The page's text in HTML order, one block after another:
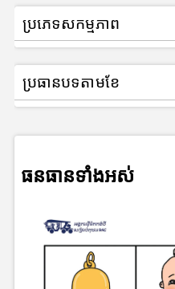
ប្រភេទសកម្មភាព
ប្រធានបទតាមខែ
ធនធានទាំងអស់